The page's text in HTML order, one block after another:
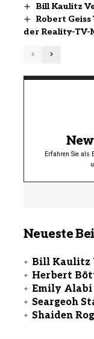
Bill Kaulitz
Robert Geiss
der Reality-
Erfahren Sie als
Neueste
Bill Kaulitz
Herbert
Emily Alabi
Seargeoh
Shaiden